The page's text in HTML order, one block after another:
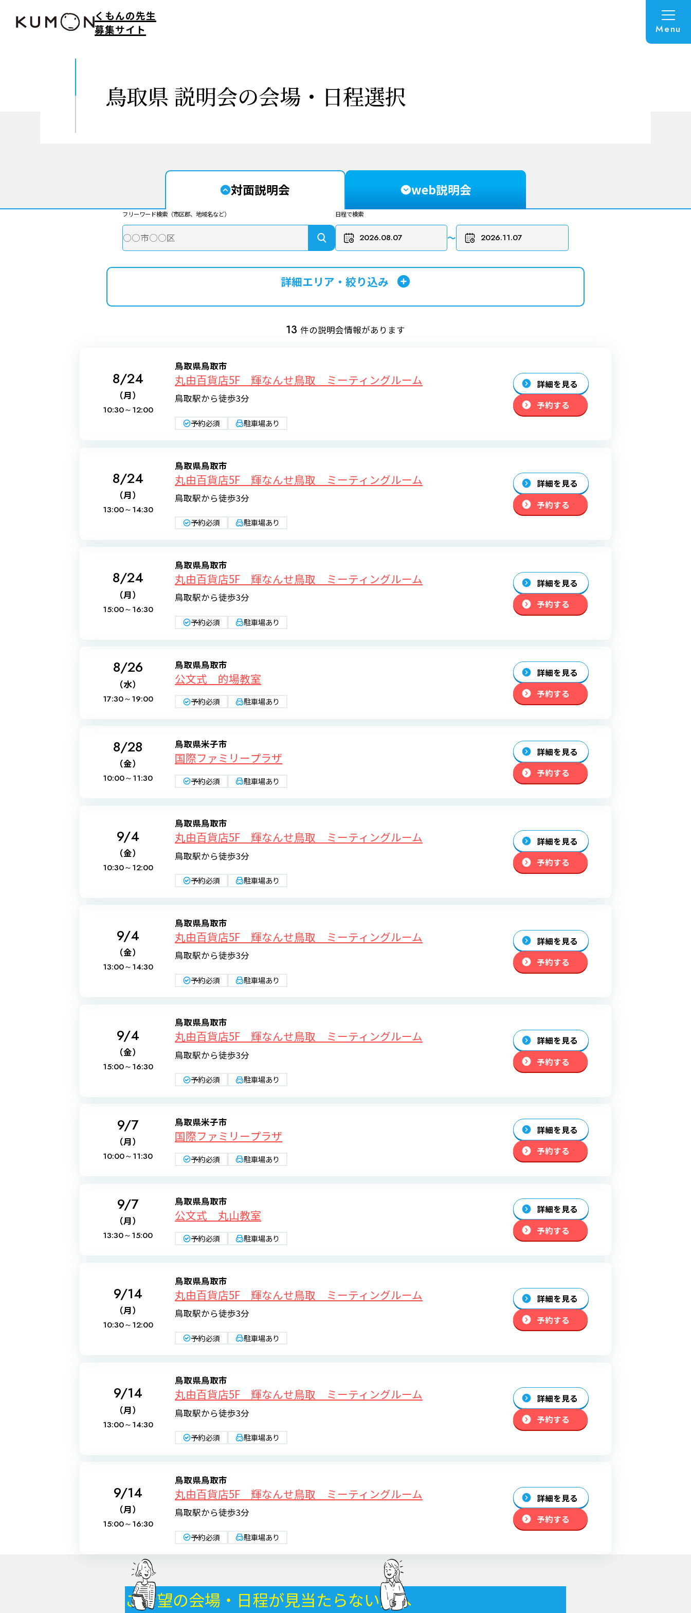
くもんの先生
募集サイト
Menu
鳥取県 説明会の会場・日程選択
対面説明会 web説明会
フリーワード検索（市区郡、地域名など） 日程で検索
〜
詳細エリア・絞り込み
13 件の説明会情報があります
8/24
（月）
10:30～12:00
鳥取県鳥取市
丸由百貨店5F 輝なんせ鳥取 ミーティングルーム
鳥取駅から徒歩3分
予約必須 駐車場あり
詳細を見る
予約する
8/24
（月）
13:00～14:30
鳥取県鳥取市
丸由百貨店5F 輝なんせ鳥取 ミーティングルーム
鳥取駅から徒歩3分
予約必須 駐車場あり
詳細を見る
予約する
8/24
（月）
15:00～16:30
鳥取県鳥取市
丸由百貨店5F 輝なんせ鳥取 ミーティングルーム
鳥取駅から徒歩3分
予約必須 駐車場あり
詳細を見る
予約する
8/26
（水）
17:30～19:00
鳥取県鳥取市
公文式 的場教室
予約必須 駐車場あり
詳細を見る
予約する
8/28
（金）
10:00～11:30
鳥取県米子市
国際ファミリープラザ
予約必須 駐車場あり
詳細を見る
予約する
9/4
（金）
10:30～12:00
鳥取県鳥取市
丸由百貨店5F 輝なんせ鳥取 ミーティングルーム
鳥取駅から徒歩3分
予約必須 駐車場あり
詳細を見る
予約する
9/4
（金）
13:00～14:30
鳥取県鳥取市
丸由百貨店5F 輝なんせ鳥取 ミーティングルーム
鳥取駅から徒歩3分
予約必須 駐車場あり
詳細を見る
予約する
9/4
（金）
15:00～16:30
鳥取県鳥取市
丸由百貨店5F 輝なんせ鳥取 ミーティングルーム
鳥取駅から徒歩3分
予約必須 駐車場あり
詳細を見る
予約する
9/7
（月）
10:00～11:30
鳥取県米子市
国際ファミリープラザ
予約必須 駐車場あり
詳細を見る
予約する
9/7
（月）
13:30～15:00
鳥取県鳥取市
公文式 丸山教室
予約必須 駐車場あり
詳細を見る
予約する
9/14
（月）
10:30～12:00
鳥取県鳥取市
丸由百貨店5F 輝なんせ鳥取 ミーティングルーム
鳥取駅から徒歩3分
予約必須 駐車場あり
詳細を見る
予約する
9/14
（月）
13:00～14:30
鳥取県鳥取市
丸由百貨店5F 輝なんせ鳥取 ミーティングルーム
鳥取駅から徒歩3分
予約必須 駐車場あり
詳細を見る
予約する
9/14
（月）
15:00～16:30
鳥取県鳥取市
丸由百貨店5F 輝なんせ鳥取 ミーティングルーム
鳥取駅から徒歩3分
予約必須 駐車場あり
詳細を見る
予約する
ご希望の会場・日程が見当たらない方へ